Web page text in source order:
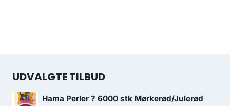
UDVALGTE TILBUD
Hama Perler ? 6000 stk Mørkerød/Julerød